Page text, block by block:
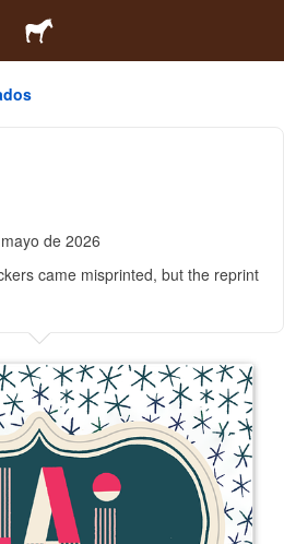
de 2026
came misprinted, but the reprint